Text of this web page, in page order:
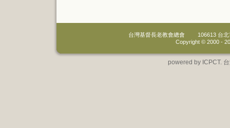
台灣基督長老教會總會
106613 台
Copyright © 2000 -
powered by ICPCT.